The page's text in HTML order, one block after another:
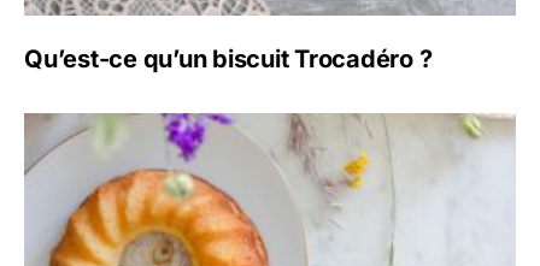
Qu’est-ce qu’un biscuit Trocadéro ?